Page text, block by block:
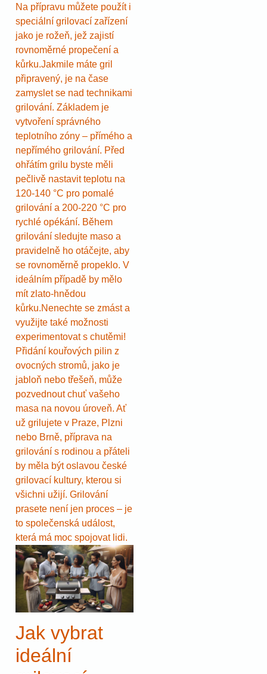
Na přípravu můžete použít i
speciální grilovací zařízení
jako je rožeň, jež zajistí
rovnoměrné propečení a
kůrku.Jakmile máte gril
připravený, je na čase
zamyslet se nad technikami
grilování. Základem je
vytvoření správného
teplotního zóny – přímého a
nepřímého grilování. Před
ohřátím grilu byste měli
pečlivě nastavit teplotu na
120-140 °C pro pomalé
grilování a 200-220 °C pro
rychlé opékání. Během
grilování sledujte maso a
pravidelně ho otáčejte, aby
se rovnoměrně propeklo. V
ideálním případě by mělo
mít zlato-hnědou
kůrku.Nenechte se zmást a
využijte také možnosti
experimentovat s chutěmi!
Přidání kouřových pilin z
ovocných stromů, jako je
jabloň nebo třešeň, může
pozvednout chuť vašeho
masa na novou úroveň. Ať
už grilujete v Praze, Plzni
nebo Brně, příprava na
grilování s rodinou a přáteli
by měla být oslavou české
grilovací kultury, kterou si
všichni užijí. Grilování
prasete není jen proces – je
to společenská událost,
která má moc spojovat lidi.
Jak vybrat
ideální